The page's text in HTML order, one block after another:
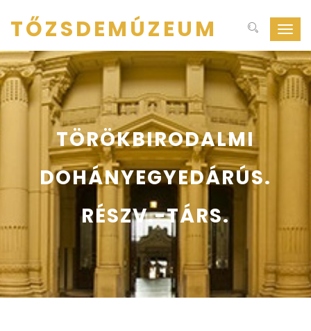
ki-
be
TŐZSDEMÚZEUM
TÖRÖKBIRODALMI
DOHÁNYEGYEDÁRÚS.
RÉSZV.-TÁRS.